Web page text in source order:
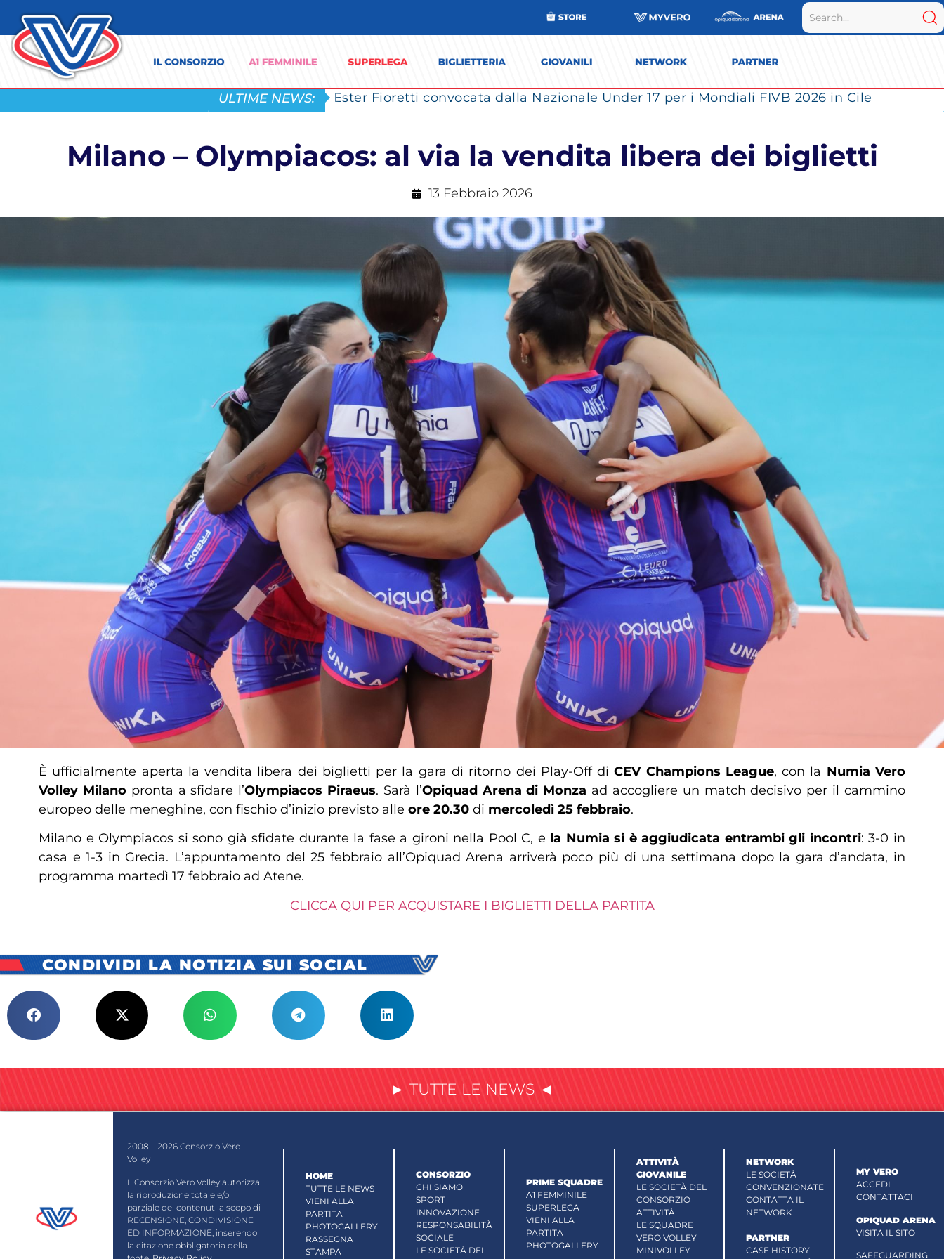
ULTIME NEWS: Ester Fioretti convocata dalla Nazionale Under 17 per i Mondiali FIVB 2026 in Cile
Milano – Olympiacos: al via la vendita libera dei biglietti
13 Febbraio 2026
È ufficialmente aperta la vendita libera dei biglietti per la gara di ritorno dei Play-Off diCEV Champions League, con la Numia Vero
Volley Milanopronta a sfidare l’Olympiacos Piraeus. Sarà l’Opiquad Arena di Monza ad accogliere un match decisivo per il cammino
europeo delle meneghine, con fischio d’inizio previsto alle ore 20.30 di mercoledì 25 febbraio.
Milano e Olympiacos si sono già sfidate durante la fase a gironi nella Pool C, e la Numia si è aggiudicata entrambi gli incontri: 3-0 in
casa e 1-3 in Grecia. L’appuntamento del 25 febbraio all’Opiquad Arena arriverà poco più di una settimana dopo la gara d’andata, in
programma martedì 17 febbraio ad Atene.
CLICCA QUI PER ACQUISTARE I BIGLIETTI DELLA PARTITA
CONDIVIDI LA NOTIZIA SUI SOCIAL
► TUTTE LE NEWS ◄
2008 – 2026 Consorzio Vero
Volley
Il Consorzio Vero Volley autorizza
la riproduzione totale e/o
parziale dei contenuti a scopo di
RECENSIONE, CONDIVISIONE
ED INFORMAZIONE, inserendo
la citazione obbligatoria della
HOME
TUTTE LE NEWS
VIENI ALLA
PARTITA
PHOTOGALLERY
RASSEGNA
STAMPA
CONSORZIO
CHI SIAMO
SPORT
INNOVAZIONE
RESPONSABILITÀ
SOCIALE
LE SOCIETÀ DEL
PRIME SQUADRE
A1 FEMMINILE
SUPERLEGA
VIENI ALLA
PARTITA
PHOTOGALLERY
ATTIVITÀ
GIOVANILE
LE SOCIETÀ DEL
CONSORZIO
ATTIVITÀ
LE SQUADRE
VERO VOLLEY
MINIVOLLEY
NETWORK
LE SOCIETÀ
CONVENZIONATE
CONTATTA IL
NETWORK
PARTNER
CASE HISTORY
MY VERO
ACCEDI
CONTATTACI
OPIQUAD ARENA
VISITA IL SITO
SAFEGUARDING